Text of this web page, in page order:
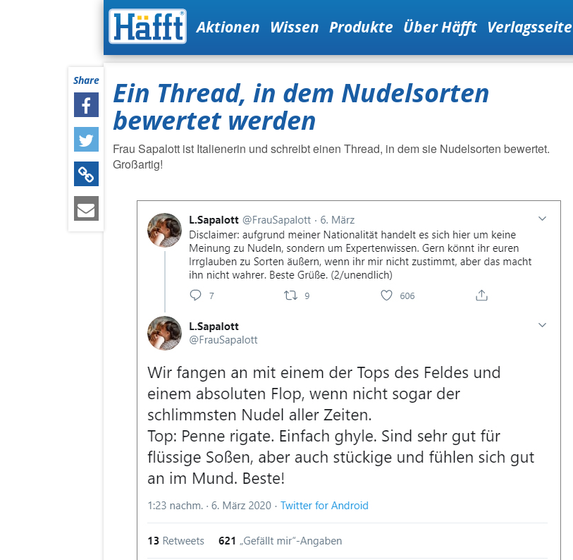
Aktionen Wissen Produkte Über Häfft Verlagsseite
Ein Thread, in dem Nudelsorten
bewertet werden
Frau Sapalott ist Italienerin und schreibt einen Thread, in dem sie Nudelsorten bewertet.
Großartig!
Share